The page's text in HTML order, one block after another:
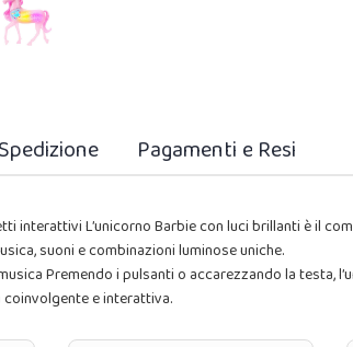
Spedizione Pagamenti e Resi
interattivi L’unicorno Barbie con luci brillanti è il
suoni e combinazioni luminose uniche.
Premendo i pulsanti o accarezzando la testa,
coinvolgente e interattiva.